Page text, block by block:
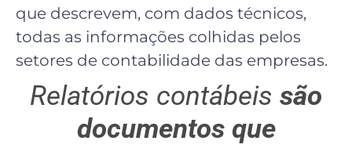
que descrevem, com dados técnicos,
todas as informações colhidas pelos
setores de contabilidade das empresas.
Relatórios contábeis são
documentos que